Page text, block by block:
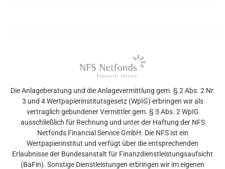
Die Anlageberatung und die Anlagevermittlung gem. § 2 Abs. 2 Nr.
3 und 4 Wertpapierinstitutsgesetz (WpIG) erbringen wir als
vertraglich gebundener Vermittler gem. § 3 Abs. 2 WpIG
ausschließlich für Rechnung und unter der Haftung der NFS
Netfonds Financial Service GmbH. Die NFS ist ein
Wertpapierinstitut und verfügt über die entsprechenden
Erlaubnisse der Bundesanstalt für Finanzdienstleistungsaufsicht
(BaFin). Sonstige Dienstleistungen erbringen wir im eigenen